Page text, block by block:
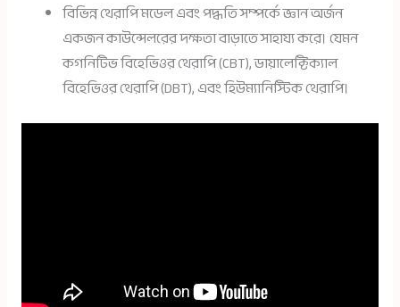
বিভিন্ন থেরাপি মডেল এবং পদ্ধতি সম্পর্কে জ্ঞান অর্জন
একজন কাউন্সেলরের দক্ষতা বাড়াতে সাহায্য করে। যেমন
কগনিটিভ বিহেভিওর থেরাপি (CBT), ডায়ালেক্টিক্যাল
বিহেভিওর থেরাপি (DBT), এবং হিউম্যানিস্টিক থেরাপি।